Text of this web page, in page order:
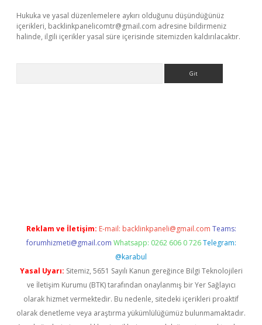
Hukuka ve yasal düzenlemelere aykırı olduğunu düşündüğünüz
içerikleri, backlinkpanelicomtr@gmail.com adresine bildirmeniz
halinde, ilgili içerikler yasal süre içerisinde sitemizden kaldırılacaktır.
Reklam ve İletişim: E-mail: backlinkpaneli@gmail.com Teams:
forumhizmeti@gmail.com Whatsapp: 0262 606 0 726 Telegram:
@karabul
Yasal Uyarı: Sitemiz, 5651 Sayılı Kanun gereğince Bilgi Teknolojileri
ve İletişim Kurumu (BTK) tarafından onaylanmış bir Yer Sağlayıcı
olarak hizmet vermektedir. Bu nedenle, sitedeki içerikleri proaktif
olarak denetleme veya araştırma yükümlülüğümüz bulunmamaktadır.